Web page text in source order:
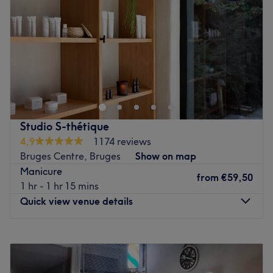
Saturday
Closed
Sunday
Closed
Opened in 2005 Karen Sammon Skin and Nail Care is
dedicate to professional skin, nail and body care
treatments. The focus at Karen Sammon Skincare is to
restore and maintain your skin, nails and body to
optimum health. Our revolutionary approach for your skin
and nail care assure an accurate analysis of your specific
requirements before a treatment begins.
Studio S-thétique
4,9
1174 reviews
Bruges Centre, Bruges
Show on map
Manicure
1 hr - 1 hr 15 mins
from €59,50
Quick view venue details
Tuesday
09:00
09:00